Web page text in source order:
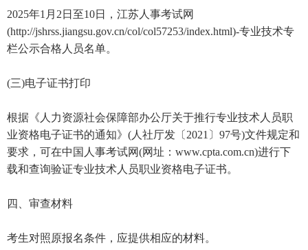
2025年1月2日至10日，江苏人事考试网
(http://jshrss.jiangsu.gov.cn/col/col57253/index.html)-专业技术专
栏公示合格人员名单。
(三)电子证书打印
根据《人力资源社会保障部办公厅关于推行专业技术人员职
业资格电子证书的通知》(人社厅发〔2021〕97号)文件规定和
要求，可在中国人事考试网(网址：www.cpta.com.cn)进行下
载和查询验证专业技术人员职业资格电子证书。
四、审查材料
考生对照原报名条件，应提供相应的材料。